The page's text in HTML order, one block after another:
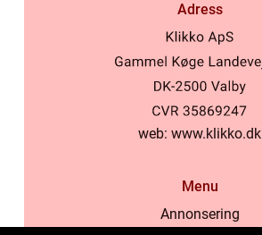
Adress
web: www.klikko.dk
Menu
Annonsering